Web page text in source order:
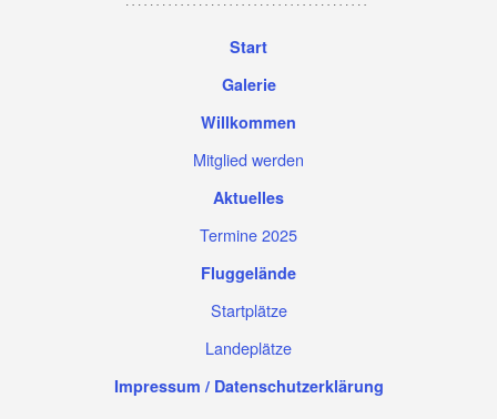
Start
Galerie
Willkommen
Mitglied werden
Aktuelles
Termine 2025
Fluggelände
Startplätze
Landeplätze
Impressum / Datenschutzerklärung